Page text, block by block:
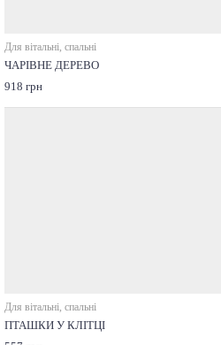
Для вітальні, спальні
ЧАРІВНЕ ДЕРЕВО
918 грн
Для вітальні, спальні
ПТАШКИ У КЛІТЦІ